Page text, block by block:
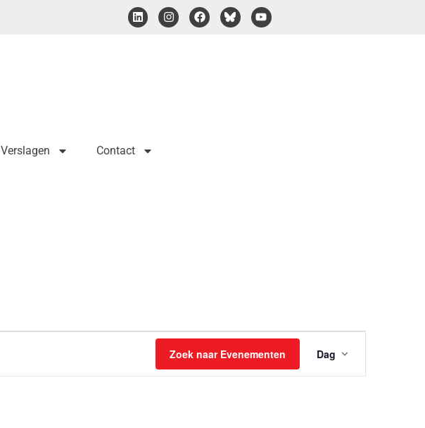
Verslagen Contact
Zoek naar Evenementen Dag